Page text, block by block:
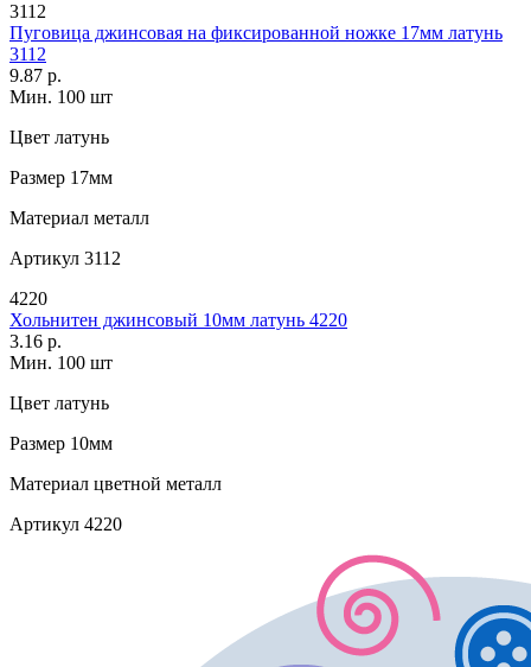
3112
Пуговица джинсовая на фиксированной ножке 17мм латунь
3112
9.87 р.
Мин. 100 шт
Цвет латунь
Размер 17мм
Материал металл
Артикул 3112
4220
Хольнитен джинсовый 10мм латунь 4220
3.16 р.
Мин. 100 шт
Цвет латунь
Размер 10мм
Материал цветной металл
Артикул 4220